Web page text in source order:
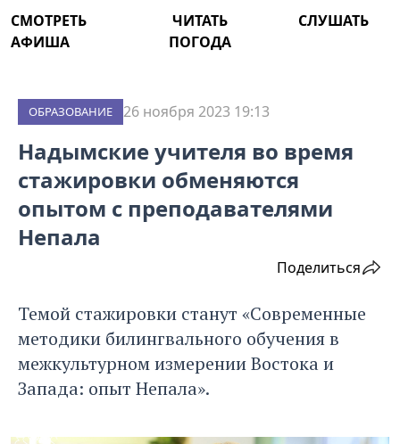
СМОТРЕТЬ ЧИТАТЬ
СЛУШАТЬ
АФИША
ПОГОДА
ОБРАЗОВАНИЕ 26 ноября 2023 19:13
Надымские учителя во время
стажировки обменяются
опытом с преподавателями
Непала
Поделиться
Темой стажировки станут «Современные
методики билингвального обучения в
межкультурном измерении Востока и
Запада: опыт Непала».